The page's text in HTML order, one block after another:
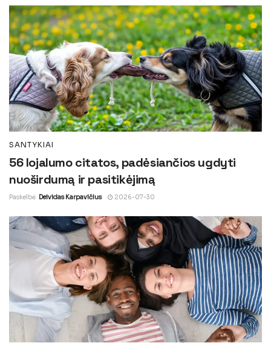
SANTYKIAI
56 lojalumo citatos, padėsiančios ugdyti
nuoširdumą ir pasitikėjimą
Paskelbė Deividas Karpavičius 2026-07-30